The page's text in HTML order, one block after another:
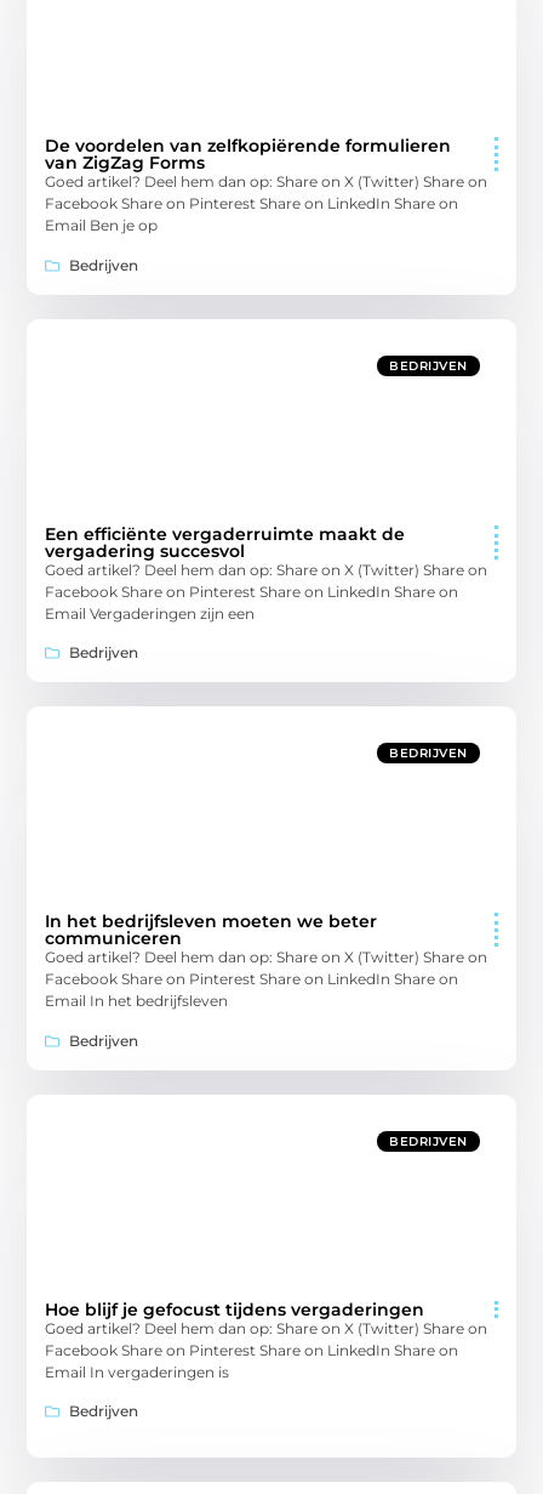
De voordelen van zelfkopiërende formulieren
van ZigZag Forms
Goed artikel? Deel hem dan op: Share on X (Twitter) Share on
Facebook Share on Pinterest Share on LinkedIn Share on
Email Ben je op
Bedrijven
BEDRIJVEN
Een efficiënte vergaderruimte maakt de
vergadering succesvol
Goed artikel? Deel hem dan op: Share on X (Twitter) Share on
Facebook Share on Pinterest Share on LinkedIn Share on
Email Vergaderingen zijn een
Bedrijven
BEDRIJVEN
In het bedrijfsleven moeten we beter
communiceren
Goed artikel? Deel hem dan op: Share on X (Twitter) Share on
Facebook Share on Pinterest Share on LinkedIn Share on
Email In het bedrijfsleven
Bedrijven
BEDRIJVEN
Hoe blijf je gefocust tijdens vergaderingen
Goed artikel? Deel hem dan op: Share on X (Twitter) Share on
Facebook Share on Pinterest Share on LinkedIn Share on
Email In vergaderingen is
Bedrijven